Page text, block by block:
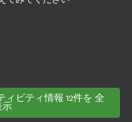
ィビティ情報 12件を 全
示